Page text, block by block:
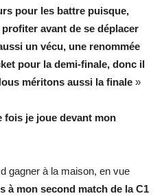
pour les battre puisque,
avant de se déplacer
un vécu, une renommée
pour la demi-finale, donc il
méritons aussi la finale »
fois je joue devant mon
gagner à la maison, en vue
à mon second match de la C1